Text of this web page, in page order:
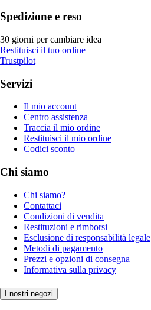
Spedizione e reso
30 giorni per cambiare idea
Restituisci il tuo ordine
Trustpilot
Servizi
Il mio account
Centro assistenza
Traccia il mio ordine
Restituisci il mio ordine
Codici sconto
Chi siamo
Chi siamo?
Contattaci
Condizioni di vendita
Restituzioni e rimborsi
Esclusione di responsabilità legale
Metodi di pagamento
Prezzi e opzioni di consegna
Informativa sulla privacy
I nostri negozi